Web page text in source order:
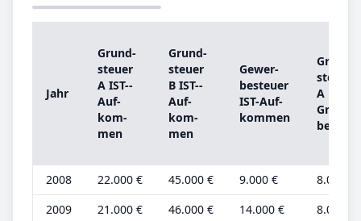
Jahr
Grund­
steu­er
A IST-­
Auf­
kom­
men
Grund­
steu­er
B IST-­
Auf­
kom­
men
Ge­wer­
be­steu­er
IST-­Auf­
kom­men
Grund­
steu­er
A
Grund­
be­trag
2008 22.000 € 45.000 € 9.000 €
8.000 €
2009
21.000 € 46.000 € 14.000 €
8.000 €